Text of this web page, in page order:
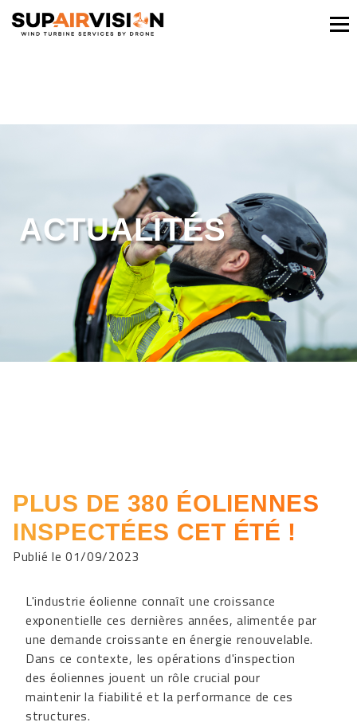
ACTUALITÉS
PLUS DE 380 ÉOLIENNES
INSPECTÉES CET ÉTÉ !
Publié le 01/09/2023
L'industrie éolienne connaît une croissance
exponentielle ces dernières années, alimentée par
une demande croissante en énergie renouvelable.
Dans ce contexte, les opérations d'inspection
des éoliennes jouent un rôle crucial pour
maintenir la fiabilité et la performance de ces
structures.